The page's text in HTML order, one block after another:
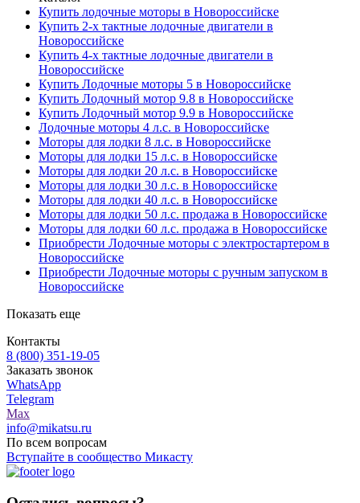
Купить лодочные моторы в Новороссийске
Купить 2-х тактные лодочные двигатели в
Новороссийске
Купить 4-х тактные лодочные двигатели в
Новороссийске
Купить Лодочные моторы 5 в Новороссийске
Купить Лодочный мотор 9.8 в Новороссийске
Купить Лодочный мотор 9.9 в Новороссийске
Лодочные моторы 4 л.с. в Новороссийске
Моторы для лодки 8 л.с. в Новороссийске
Моторы для лодки 15 л.с. в Новороссийске
Моторы для лодки 20 л.с. в Новороссийске
Моторы для лодки 30 л.с. в Новороссийске
Моторы для лодки 40 л.с. в Новороссийске
Моторы для лодки 50 л.с. продажа в Новороссийске
Моторы для лодки 60 л.с. продажа в Новороссийске
Приобрести Лодочные моторы с электростартером в
Новороссийске
Приобрести Лодочные моторы с ручным запуском в
Новороссийске
Показать еще
Контакты
8 (800) 351-19-05
Заказать звонок
WhatsApp
Telegram
Max
info@mikatsu.ru
По всем вопросам
Вступайте в сообщество Микасту